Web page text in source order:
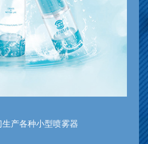
产各种小型喷雾器